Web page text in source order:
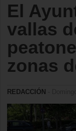
El
vallas
zonas
REDACCIÓN